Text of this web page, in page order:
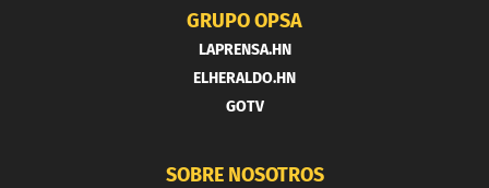
GRUPO OPSA
LAPRENSA.HN
ELHERALDO.HN
GOTV
SOBRE NOSOTROS